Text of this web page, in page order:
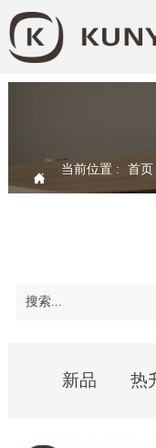

当前位置 : 首页
新品